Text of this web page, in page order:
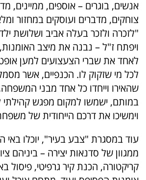
אנשים, בוגרים – אוספים, ממיינים,
צוחקים, מדברים ועוסקים במחזור
"לזכרה ולזכר בעלה אביב ושלושת
ויפתח ז"ל – נבנה את מיצב
לאחד את שברי הצעצועים למען
לכל מי שזקוק לו. הכנפיים, אשר
שהאירו וייחדו כל אחד מבני
במותם, ישמשו למקום מפגש קהילתי
וימשיכו את דרכם הייחודית של
עוד במסגרת "צבע בעיר", יוכלו באי
ממגוון של סדנאות יצירה – ביניהם
קריקטורה, הכנת קיר גרפיטי, פיסול